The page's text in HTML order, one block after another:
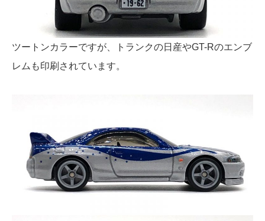
ツートンカラーですが、トランクの日産やGT-Rのエンブ
レムも印刷されています。